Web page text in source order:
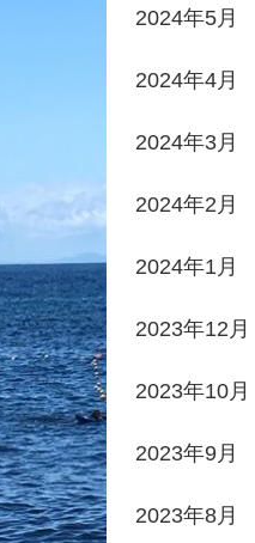
2024年5月
2024年4月
2024年3月
2024年2月
2024年1月
2023年12月
2023年10月
2023年9月
2023年8月